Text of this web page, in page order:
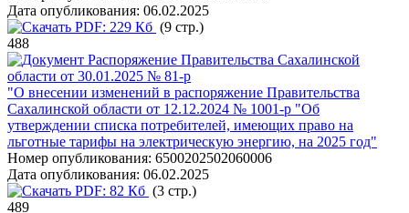
Дата опубликования: 06.02.2025
PDF: 229 Кб (9 стр.)
488
Распоряжение Правительства Сахалинской
области от 30.01.2025 № 81-р
"О внесении изменений в распоряжение Правительства
Сахалинской области от 12.12.2024 № 1001-р "Об
утверждении списка потребителей, имеющих право на
льготные тарифы на электрическую энергию, на 2025 год"
Номер опубликования: 6500202502060006
Дата опубликования: 06.02.2025
PDF: 82 Кб (3 стр.)
489